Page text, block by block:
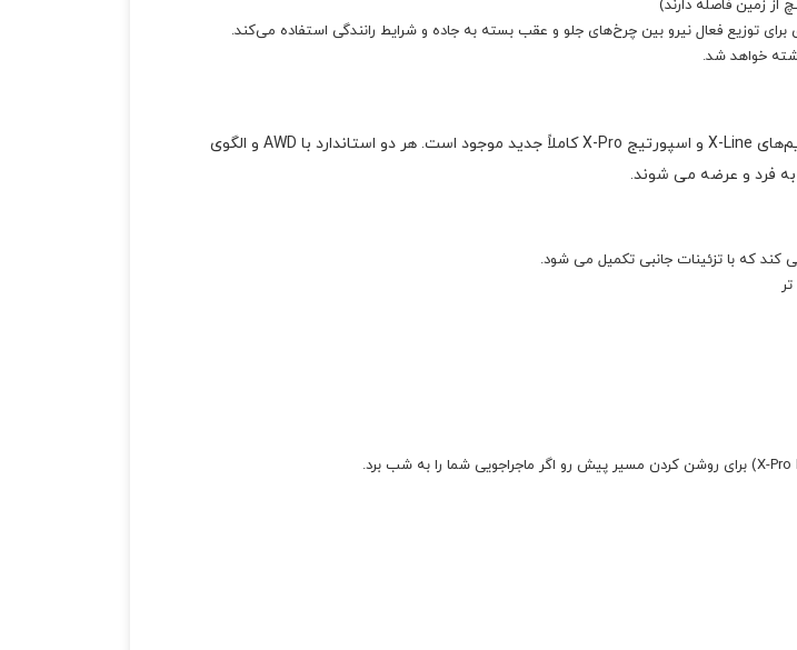
خواهد شد.
اسپورتیج در توسعه شهرت برای ساخت شاسی‌بلندهای مقاوم و توانمند، در تریم‌های X-Line و اسپورتیج X-Pro کاملاً جدید موجود است. هر دو استاندارد با AWD و الگوی
که با تزئینات جانبی تکمیل می شود.